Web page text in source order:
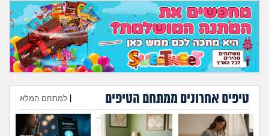
פיננסי וכלכלה
בין הסדינים
חיות מחמד
יוקר המחיהטיפים אחרונים ממתחם הטיפים למתחם המלא
הוספת טיפ